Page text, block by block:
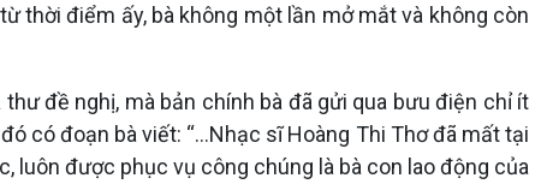
thời điểm ấy, bà không một lần mở mắt và không còn
đề nghị, mà bản chính bà đã gửi qua bưu điện chỉ ít
có đoạn bà viết: “…Nhạc sĩ Hoàng Thi Thơ đã mất tại
luôn được phục vụ công chúng là bà con lao động của